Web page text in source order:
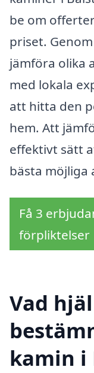
be om
priset.
jämföra olika
med lokala
att hitta den
hem. Att
effektivt sätt
bästa möjliga
Få 3
förpliktelser
Vad
kamin i